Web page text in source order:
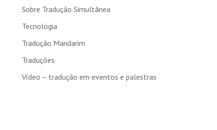
Sobre Tradução Simultânea
Tecnologia
Tradução Mandarim
Traduções
Vídeo – tradução em eventos e palestras